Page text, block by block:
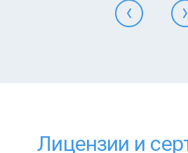
Лицензии и